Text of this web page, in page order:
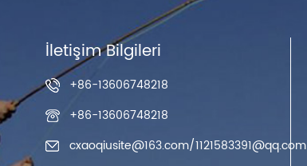
İletişim Bilgileri
+86-13606748218
+86-13606748218
cxaoqiusite@163.com/1121583391@qq.com